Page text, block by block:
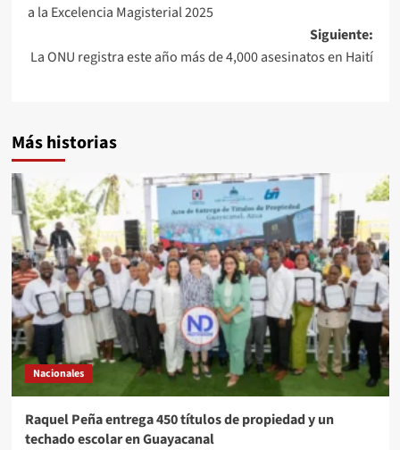
a la Excelencia Magisterial 2025
Siguiente:
La ONU registra este año más de 4,000 asesinatos en Haití
Más historias
Nacionales
Raquel Peña entrega 450 títulos de propiedad y un
techado escolar en Guayacanal